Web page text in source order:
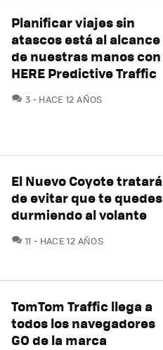
Planificar viajes sin
atascos está al alcance
de nuestras manos con
HERE Predictive Traffic
3 COMENTARIOS
HACE 12 AÑOS
El Nuevo Coyote tratará
de evitar que te quedes
durmiendo al volante
11 COMENTARIOS
HACE 12 AÑOS
TomTom Traffic llega a
todos los navegadores
GO de la marca